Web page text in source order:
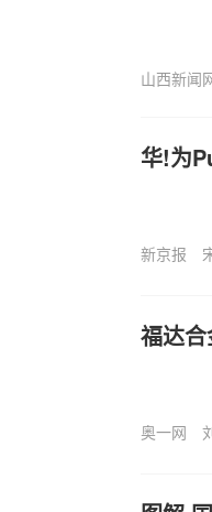
山西新闻
华!为
新京报
福达
奥一网